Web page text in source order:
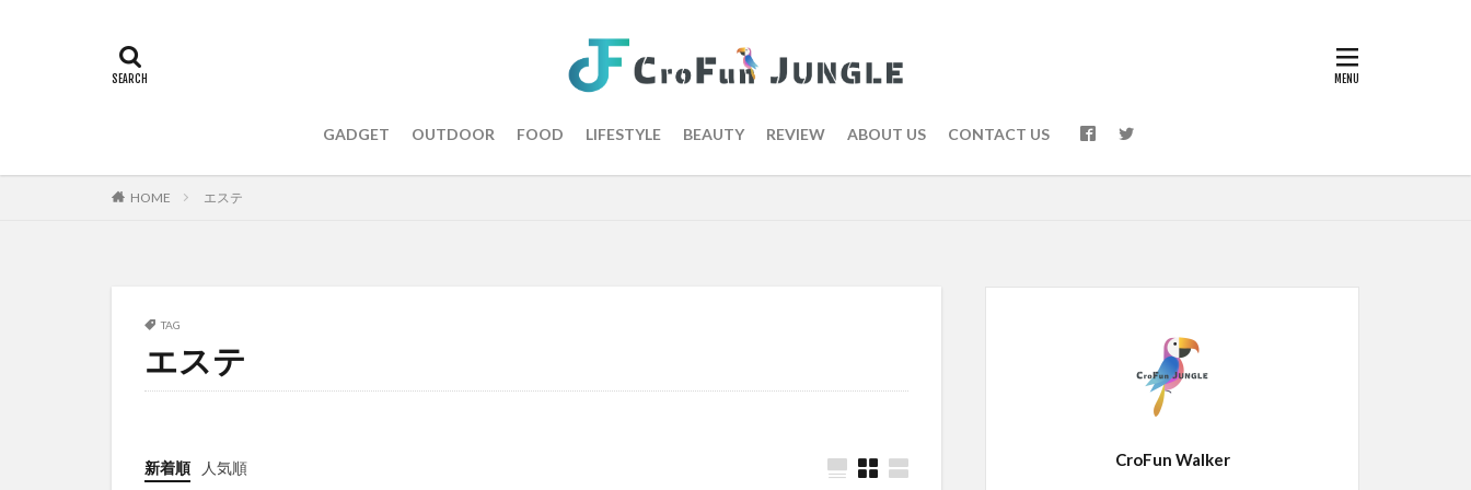
GADGET OUTDOOR FOOD LIFESTYLE BEAUTY REVIEW ABOUT US CONTACT US
HOME エステ
TAG
エステ
新着順 人気順 CroFun Walker